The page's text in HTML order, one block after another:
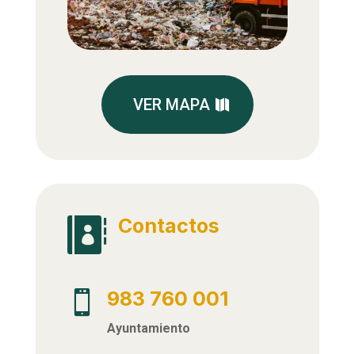
VER MAPA
 Contactos
 983 760 001
Ayuntamiento